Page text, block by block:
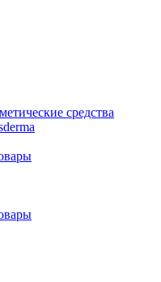
средства